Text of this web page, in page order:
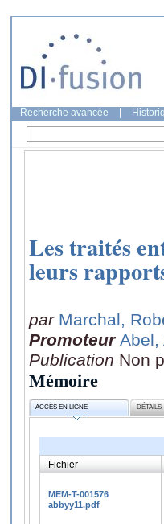
Recherche avancée
Les traités
leurs
par Marchal,
Promoteur Abel,
Publication Non
Mémoire
ACCÈS EN LIGNE DÉTAILS
Fichier
MEM-T-001576
abbyy11.pdf